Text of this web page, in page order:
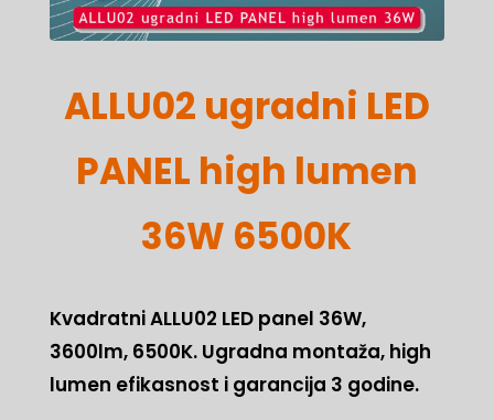
ALLU02 ugradni LED
PANEL high lumen
36W 6500K
Kvadratni ALLU02 LED panel 36W,
3600lm, 6500K. Ugradna montaža, high
lumen efikasnost i garancija 3 godine.